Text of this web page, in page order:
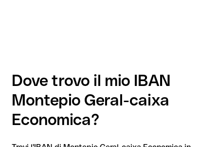
Dove trovo il mio IBAN
Montepio Geral-caixa
Economica?